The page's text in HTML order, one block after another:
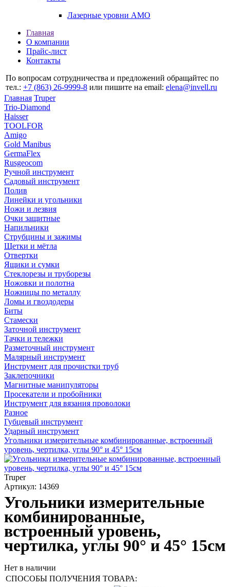
Лазерные уровни AMO
Главная
О компании
Прайс-лист
Контакты
По вопросам сотрудничества и предложений обращайтес по
тел.: +7 (863) 26‐9999‐8 или пишите на email: elena@invell.ru
Главная Truper
Trio-Diamond
Haisser
TOOLFOR
Amigo
Gold Manibus
GermaFlex
Rusgeocom
Ручной инструмент
Садовый инструмент
Полив
Линейки и угольники
Ножи и лезвия
Очки защитные
Напильники
Струбцины и зажимы
Щетки и мётла
Отвертки
Ящики и сумки
Стеклорезы и труборезы
Ножовки и полотна
Ножницы по металлу
Ломы и гвоздодеры
Биты
Стамески
Заточной инструмент
Тачки и тележки
Разметочный инструмент
Малярный инструмент
Инструмент для прочистки труб
Заклепочники
Магнитные манипуляторы
Просекатели и пробойники
Инструмент для вязания проволоки
Разное
Губцевый инструмент
Ударный инструмент
Угольники измерительные комбинированные, встроенный
уровень, чертилка, углы 90° и 45° 15см
Truper
Артикул: 14369
Угольники измерительные
комбинированные,
встроенный уровень,
чертилка, углы 90° и 45° 15см
Нет в наличии
СПОСОБЫ ПОЛУЧЕНИЯ ТОВАРА: